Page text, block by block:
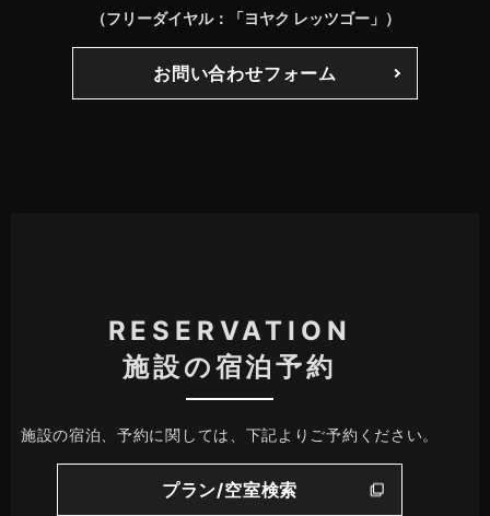
（フリーダイヤル：「ヨヤク レッツゴー」）
お問い合わせフォーム
RESERVATION
施設の宿泊予約
施設の宿泊、予約に関しては、下記よりご予約ください。
プラン/空室検索